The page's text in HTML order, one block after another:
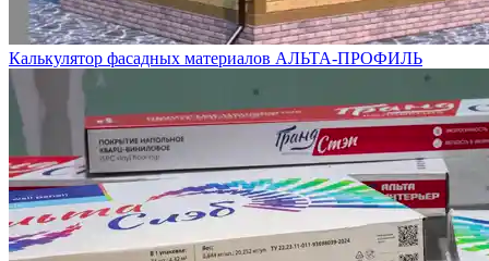
Калькулятор фасадных материалов АЛЬТА-ПРОФИЛЬ